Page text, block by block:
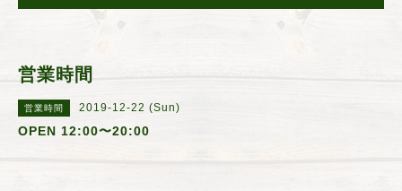
営業時間
営業時間 2019-12-22 (Sun)
OPEN 12:00〜20:00